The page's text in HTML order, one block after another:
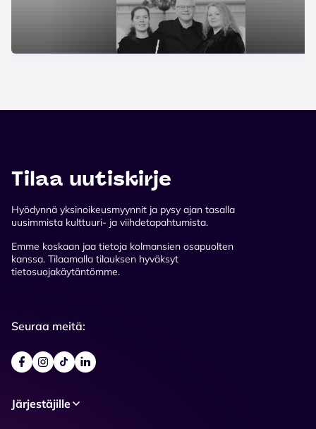
Tilaa uutiskirje
Hyödynnä yksinoikeusmyynnit ja pysy ajan tasalla
uusimmista kulttuuri- ja viihdetapahtumista.
Emme koskaan jaa tietoja kolmansien osapuolten
kanssa. Tilaamalla tilauksen hyväksyt
tietosuojakäytäntömme.
Seuraa meitä:
Järjestäjille